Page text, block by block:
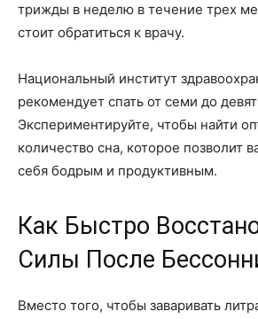
трижды в неделю в течение трех
стоит обратиться к врачу.
Национальный институт
рекомендует спать от семи до
Экспериментируйте, чтобы найти
количество сна, которое позволит
себя бодрым и продуктивным.
Как Быстро
Силы После
Вместо того, чтобы заваривать